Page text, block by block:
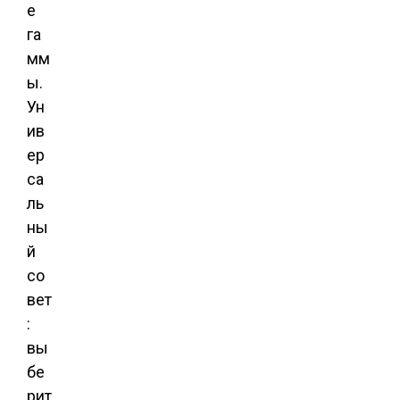
е
га
мм
ы.
Ун
ив
ер
са
ль
ны
й
со
вет
:
вы
бе
рит